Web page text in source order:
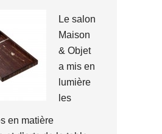
Le salon
Maison
& Objet
a mis en
lumière
les
en matière